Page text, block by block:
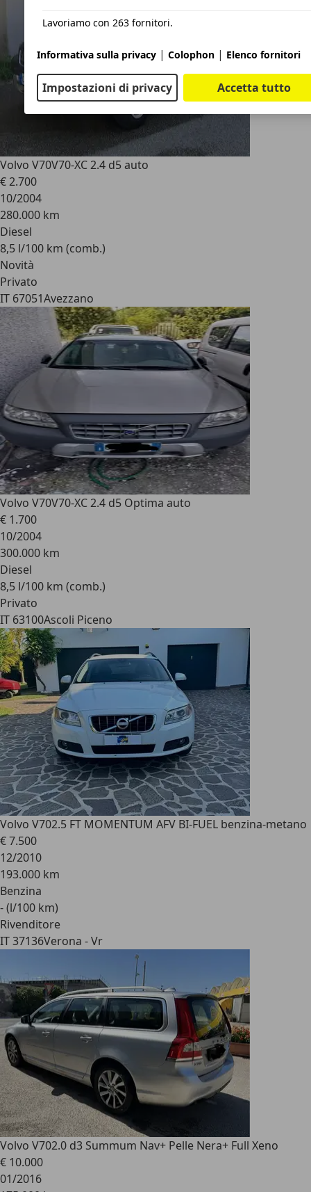
Volvo V70V70-XC 2.4 d5 auto
€ 2.700
10/2004
280.000 km
Diesel
8,5 l/100 km (comb.)
Novità
Privato
IT 67051Avezzano
Volvo V70V70-XC 2.4 d5 Optima auto
€ 1.700
10/2004
300.000 km
Diesel
8,5 l/100 km (comb.)
Privato
IT 63100Ascoli Piceno
Volvo V702.5 FT MOMENTUM AFV BI-FUEL benzina-metano
€ 7.500
12/2010
193.000 km
Benzina
- (l/100 km)
Rivenditore
IT 37136Verona - Vr
Volvo V702.0 d3 Summum Nav+ Pelle Nera+ Full Xeno
€ 10.000
01/2016
Lavoriamo con 263 fornitori.
Informativa sulla privacy | Colophon | Elenco fornitori
Impostazioni di privacy Accetta tutto